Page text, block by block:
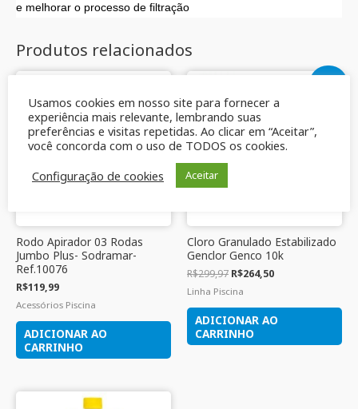
e melhorar o processo de filtração
Produtos relacionados
Rodo Apirador 03 Rodas
Jumbo Plus- Sodramar-
Ref.10076
R$119,99
Acessórios Piscina
ADICIONAR AO
CARRINHO
Cloro Granulado Estabilizado
Genclor Genco 10k
R$299,97 R$264,50
Linha Piscina
ADICIONAR AO
CARRINHO
Usamos cookies em nosso site para fornecer a
experiência mais relevante, lembrando suas
preferências e visitas repetidas. Ao clicar em “Aceitar”,
você concorda com o uso de TODOS os cookies.
Configuração de cookies
Aceitar